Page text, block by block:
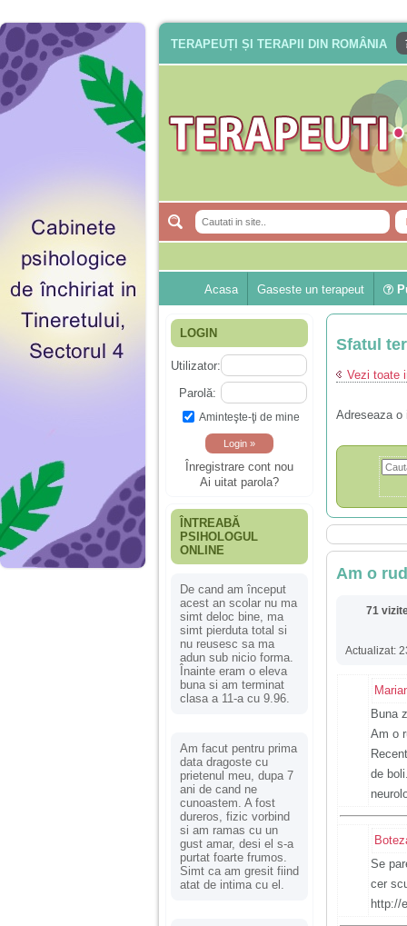
TERAPEUȚI ȘI TERAPII DIN ROMÂNIA
Acasa Gaseste un terapeut
LOGIN
Utilizator:
Parolă:
Aminteşte-ţi de mine
Înregistrare cont nou
Ai uitat parola?
ÎNTREABĂ
PSIHOLOGUL
ONLINE
De cand am început
acest an scolar nu ma
simt deloc bine, ma
simt pierduta total si
nu reusesc sa ma
adun sub nicio forma.
Înainte eram o eleva
buna si am terminat
clasa a 11-a cu 9.96.
Am facut pentru prima
data dragoste cu
prietenul meu, dupa 7
ani de cand ne
cunoastem. A fost
dureros, fizic vorbind
si am ramas cu un
gust amar, desi el s-a
purtat foarte frumos.
Simt ca am gresit fiind
atat de intima cu el.
Sfatul
Vezi toate
Adreseaza
Am o
71
Actualizat:
Buna
Am o
de
Se
cer
http://